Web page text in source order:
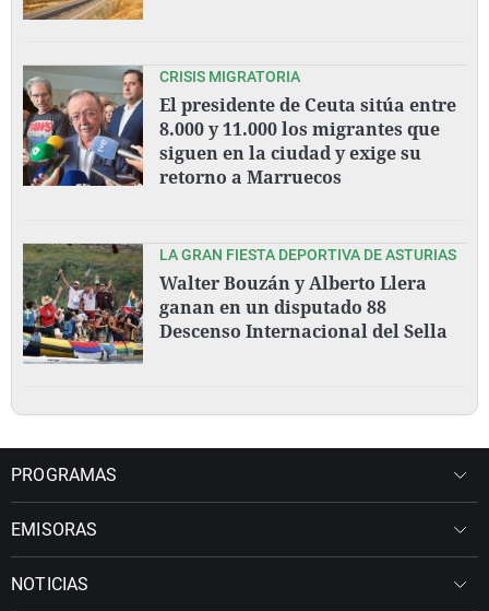
CRISIS MIGRATORIA
El presidente de Ceuta sitúa entre
8.000 y 11.000 los migrantes que
siguen en la ciudad y exige su
retorno a Marruecos
LA GRAN FIESTA DEPORTIVA DE ASTURIAS
Walter Bouzán y Alberto Llera
ganan en un disputado 88
Descenso Internacional del Sella
PROGRAMAS
EMISORAS
NOTICIAS